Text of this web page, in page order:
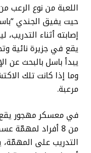
اللعبة من نوع الرعب
حيت يفيق الجندي
إصابته أثناء
يقع في جزيرة نائية
يبدأ باسل بالبحث عن
وما إذا كانت تلك
مرعبة.
في معسكر مهجور يقع
من 8 أفراد لمهمّة
التدريب على